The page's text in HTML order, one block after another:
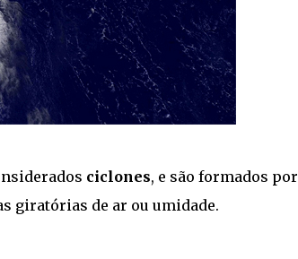
ciclones, e são formados por
giratórias de ar ou umidade.